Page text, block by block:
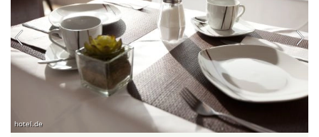
hotel.de